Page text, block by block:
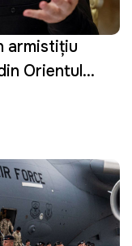
armistițiu
Orientul